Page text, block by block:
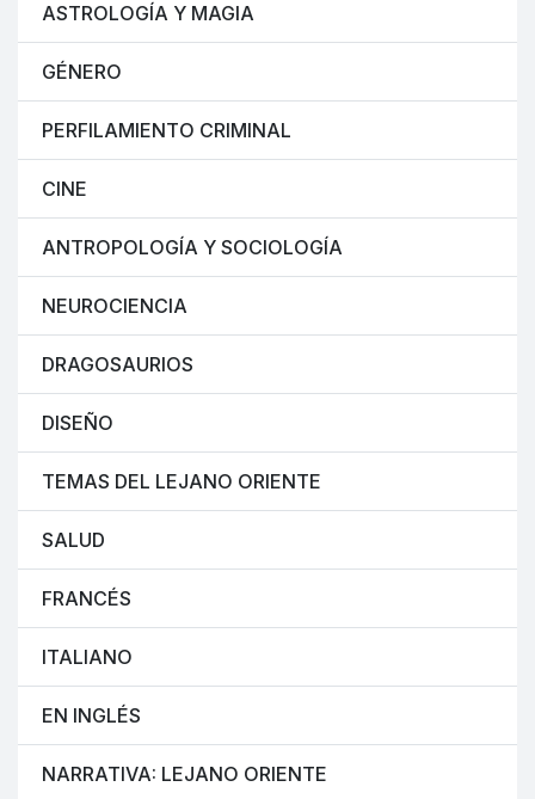
ASTROLOGÍA Y MAGIA
GÉNERO
PERFILAMIENTO CRIMINAL
CINE
ANTROPOLOGÍA Y SOCIOLOGÍA
NEUROCIENCIA
DRAGOSAURIOS
DISEÑO
TEMAS DEL LEJANO ORIENTE
SALUD
FRANCÉS
ITALIANO
EN INGLÉS
NARRATIVA: LEJANO ORIENTE